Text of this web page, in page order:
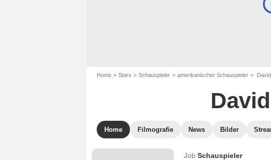
Home Stars Schauspieler amerikanischer Schauspieler
Home Filmografie News Bilder
Job Schauspieler